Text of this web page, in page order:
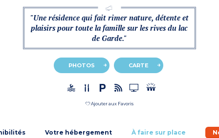
"Une résidence qui fait rimer nature, détente et
plaisirs pour toute la famille sur les rives du lac
de Garde."
PHOTOS CARTE
Ajouter aux Favoris
Votre hébergement À faire sur place